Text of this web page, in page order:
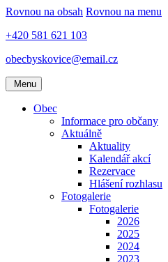
Rovnou na obsah Rovnou na menu
+420 581 621 103
obecbyskovice@email.cz
Menu
Obec
Informace pro občany
Aktuálně
Aktuality
Kalendář akcí
Rezervace
Hlášení rozhlasu
Fotogalerie
Fotogalerie
2026
2025
2024
2023